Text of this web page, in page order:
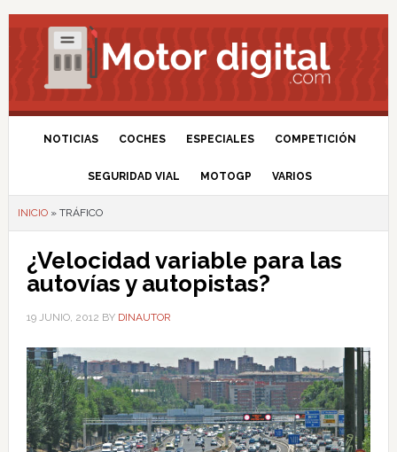
NOTICIAS COCHES ESPECIALES COMPETICIÓN
SEGURIDAD VIAL MOTOGP VARIOS
INICIO» TRÁFICO
¿Velocidad variable para las
autovías y autopistas?
19 JUNIO, 2012 BY DINAUTOR